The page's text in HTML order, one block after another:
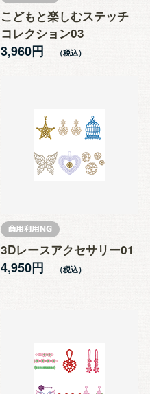
こどもと楽しむステッチ
コレクション03
3,960円
3Dレースアクセサリー01
4,950円